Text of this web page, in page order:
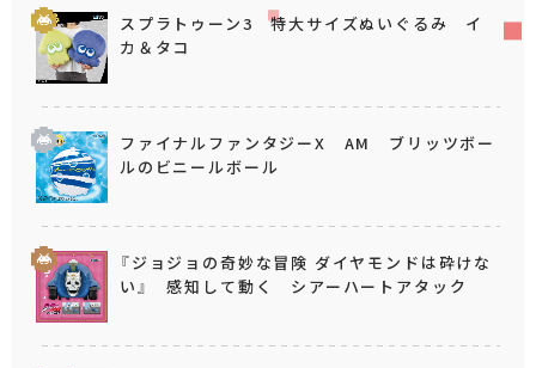
スプラトゥーン3 特大サイズぬいぐるみ イ
カ＆タコ
ファイナルファンタジーX AM ブリッツボー
ルのビニールボール
『ジョジョの奇妙な冒険 ダイヤモンドは砕けな
い』 感知して動く シアーハートアタック